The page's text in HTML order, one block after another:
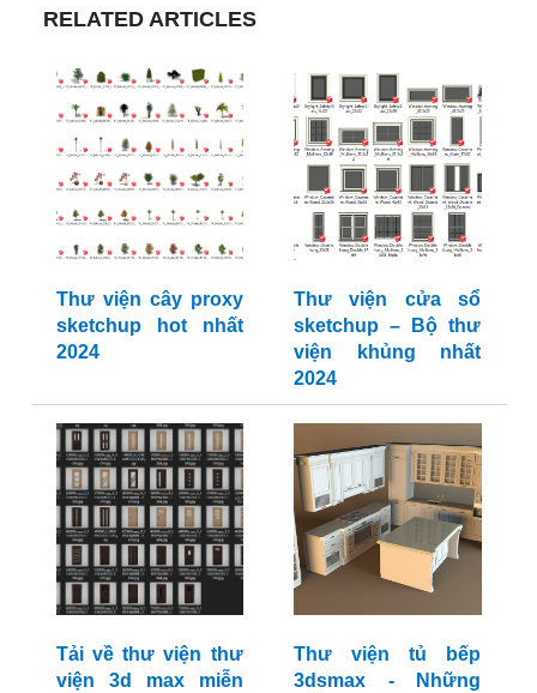
RELATED ARTICLES
Thư viện cây proxy
sketchup hot nhất
2024
Thư viện cửa sổ
sketchup – Bộ thư
viện khủng nhất
2024
Tải về thư viện thư
viện 3d max miễn
Thư viện tủ bếp
3dsmax - Những